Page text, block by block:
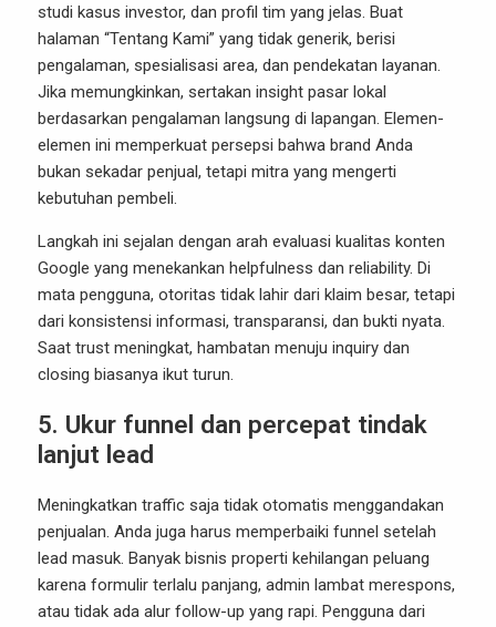
studi kasus investor, dan profil tim yang jelas. Buat
halaman “Tentang Kami” yang tidak generik, berisi
pengalaman, spesialisasi area, dan pendekatan layanan.
Jika memungkinkan, sertakan insight pasar lokal
berdasarkan pengalaman langsung di lapangan. Elemen-
elemen ini memperkuat persepsi bahwa brand Anda
bukan sekadar penjual, tetapi mitra yang mengerti
kebutuhan pembeli.
Langkah ini sejalan dengan arah evaluasi kualitas konten
Google yang menekankan helpfulness dan reliability. Di
mata pengguna, otoritas tidak lahir dari klaim besar, tetapi
dari konsistensi informasi, transparansi, dan bukti nyata.
Saat trust meningkat, hambatan menuju inquiry dan
closing biasanya ikut turun.
5. Ukur funnel dan percepat tindak
lanjut lead
Meningkatkan traffic saja tidak otomatis menggandakan
penjualan. Anda juga harus memperbaiki funnel setelah
lead masuk. Banyak bisnis properti kehilangan peluang
karena formulir terlalu panjang, admin lambat merespons,
atau tidak ada alur follow-up yang rapi. Pengguna dari